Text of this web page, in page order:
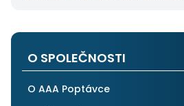
O SPOLEČNOSTI
O AAA Poptávce